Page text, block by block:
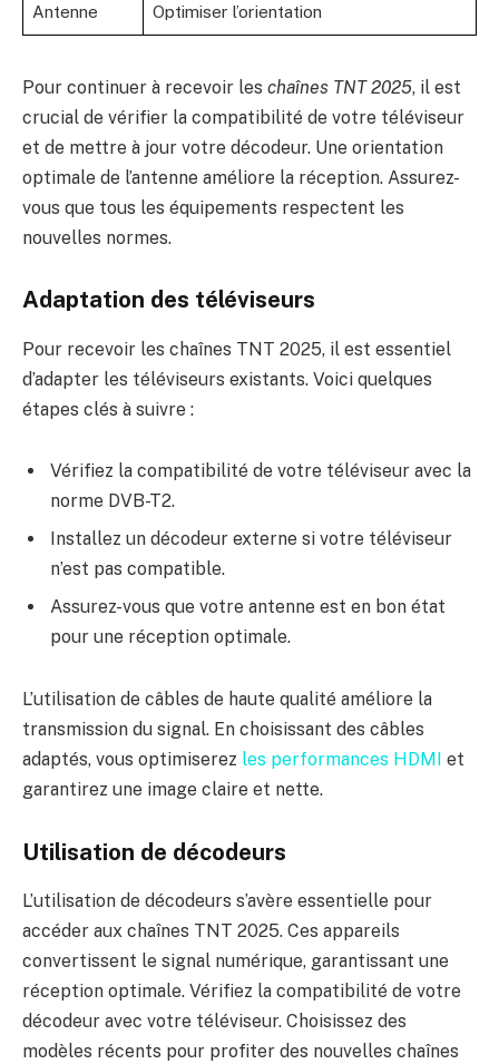
Antenne Optimiser l’orientation
Pour continuer à recevoir les chaînes TNT 2025, il est
crucial de vérifier la compatibilité de votre téléviseur
et de mettre à jour votre décodeur. Une orientation
optimale de l’antenne améliore la réception. Assurez-
vous que tous les équipements respectent les
nouvelles normes.
Adaptation des téléviseurs
Pour recevoir les chaînes TNT 2025, il est essentiel
d’adapter les téléviseurs existants. Voici quelques
étapes clés à suivre :
Vérifiez la compatibilité de votre téléviseur avec la
norme DVB-T2.
Installez un décodeur externe si votre téléviseur
n’est pas compatible.
Assurez-vous que votre antenne est en bon état
pour une réception optimale.
L’utilisation de câbles de haute qualité améliore la
transmission du signal. En choisissant des câbles
adaptés, vous optimiserez les performances HDMI et
garantirez une image claire et nette.
Utilisation de décodeurs
L’utilisation de décodeurs s’avère essentielle pour
accéder aux chaînes TNT 2025. Ces appareils
convertissent le signal numérique, garantissant une
réception optimale. Vérifiez la compatibilité de votre
décodeur avec votre téléviseur. Choisissez des
modèles récents pour profiter des nouvelles chaînes